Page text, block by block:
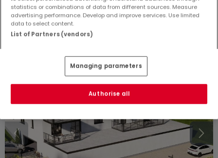
74 m² 2 1 1
statistics or combinations of data from different sources. Measure
advertising performance. Develop and improve services. Use limited
data to select content.
List of Partners (vendors)
Managing parameters
Authorise all